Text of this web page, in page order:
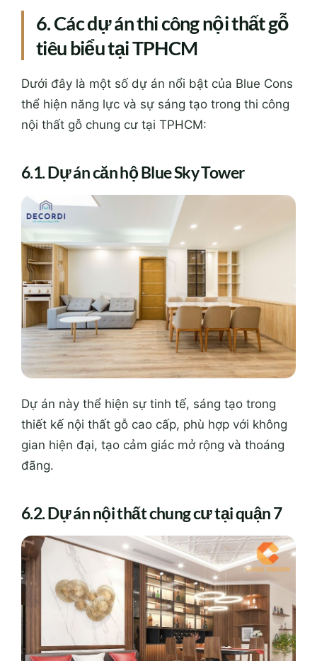
6. Các dự án thi công nội thất gỗ
tiêu biểu tại TPHCM
Dưới đây là một số dự án nổi bật của Blue Cons
thể hiện năng lực và sự sáng tạo trong thi công
nội thất gỗ chung cư tại TPHCM:
6.1. Dự án căn hộ Blue Sky Tower
Dự án này thể hiện sự tinh tế, sáng tạo trong
thiết kế nội thất gỗ cao cấp, phù hợp với không
gian hiện đại, tạo cảm giác mở rộng và thoáng
đãng.
6.2. Dự án nội thất chung cư tại quận 7